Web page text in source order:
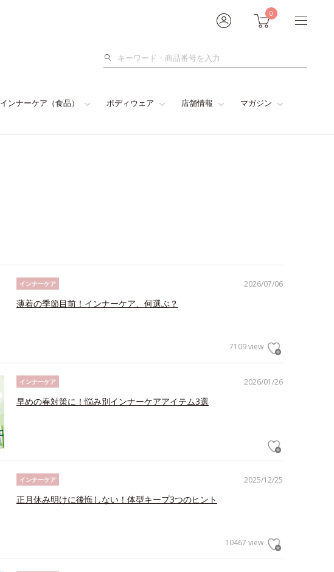
0
検
インナーケア（食品） ボディウェア 店舗情報 マガジン
2026/07/06
インナーケア
薄着の季節目前！インナーケア、何選ぶ？
7109 view
2026/01/26
インナーケア
早めの春対策に！悩み別インナーケアアイテム3選
2025/12/25
インナーケア
正月休み明けに後悔しない！体型キープ3つのヒント
10467 view